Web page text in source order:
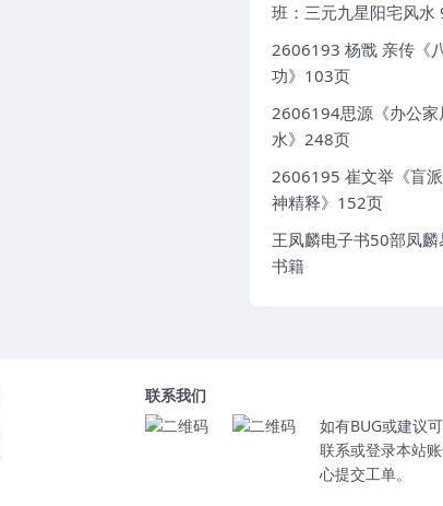
班：三元九星阳宅风水
2606193 杨戬 亲传《
功》103页
2606194思源《办公家
水》248页
2606195 崔文举《盲
神精释》152页
王凤麟电子书50部凤麟
书籍
联系我们
如有BUG或建议
联系或登录本站
心提交工单。